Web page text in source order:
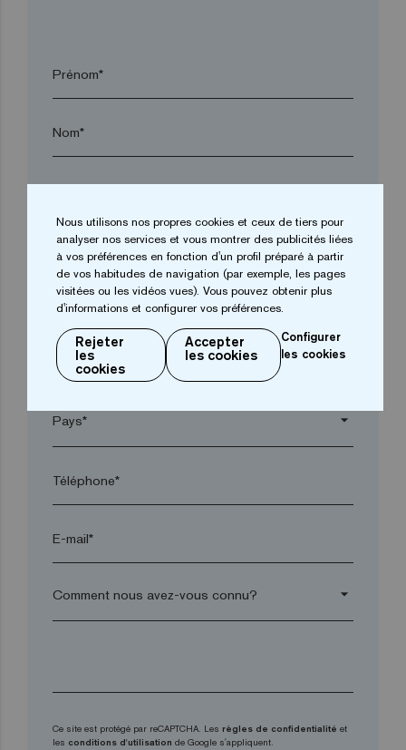
Prénom*
Nom*
Entreprise*
arrow_drop_down
Ville*
Code postal*
arrow_drop_down
Téléphone*
E-mail*
arrow_drop_down
Ce site est protégé par reCAPTCHA. Les règles de confidentialité et
les conditions d'utilisation de Google s'appliquent.
Nous utilisons nos propres cookies et ceux de tiers pour
analyser nos services et vous montrer des publicités liées
à vos préférences en fonction d'un profil préparé à partir
de vos habitudes de navigation (par exemple, les pages
visitées ou les vidéos vues). Vous pouvez obtenir plus
d'informations et configurer vos préférences.
Rejeter
les
cookies
Accepter
les cookies
Configurer
les cookies